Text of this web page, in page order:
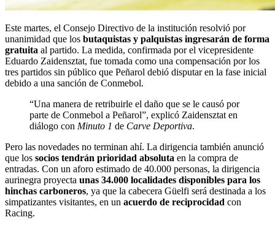
Este martes, el Consejo Directivo de la institución resolvió por
unanimidad que los butaquistas y palquistas ingresarán de forma
gratuita al partido. La medida, confirmada por el vicepresidente
Eduardo Zaidensztat, fue tomada como una compensación por los
tres partidos sin público que Peñarol debió disputar en la fase inicial
debido a una sanción de Conmebol.
“Una manera de retribuirle el daño que se le causó por
parte de Conmebol a Peñarol”, explicó Zaidensztat en
diálogo con Minuto 1 de Carve Deportiva.
Pero las novedades no terminan ahí. La dirigencia también anunció
que los socios tendrán prioridad absoluta en la compra de
entradas. Con un aforo estimado de 40.000 personas, la dirigencia
aurinegra proyecta unas 34.000 localidades disponibles para los
hinchas carboneros, ya que la cabecera Güelfi será destinada a los
simpatizantes visitantes, en un acuerdo de reciprocidad con
Racing.